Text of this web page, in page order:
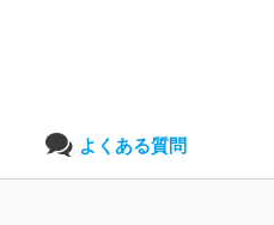
よくある質問